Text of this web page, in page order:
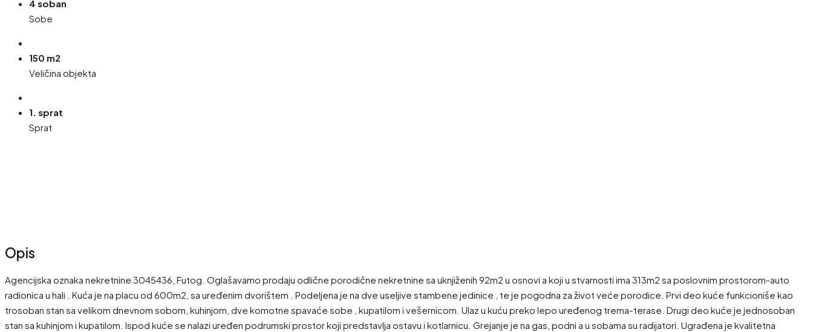
4 soban
Sobe
150 m2
Veličina objekta
1. sprat
Sprat
Opis
Agencijska oznaka nekretnine 3045436, Futog. Oglašavamo prodaju odlične porodične nekretnine sa uknjiženih 92m2 u osnovi a koji u stvarnosti ima 313m2 sa poslovnim prostorom-auto
radionica u hali . Kuća je na placu od 600m2, sa uređenim dvorištem . Podeljena je na dve useljive stambene jedinice , te je pogodna za život veće porodice. Prvi deo kuće funkcioniše kao
trosoban stan sa velikom dnevnom sobom, kuhinjom, dve komotne spavaće sobe , kupatilom i vešernicom. Ulaz u kuću preko lepo uređenog trema-terase. Drugi deo kuće je jednosoban
stan sa kuhinjom i kupatilom. Ispod kuće se nalazi uređen podrumski prostor koji predstavlja ostavu i kotlarnicu. Grejanje je na gas, podni a u sobama su radijatori. Ugrađena je kvalitetna